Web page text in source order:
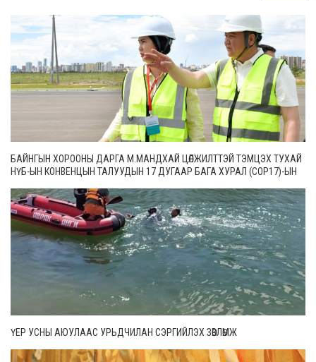
БАЙНГЫН ХОРООНЫ ДАРГА М.МАНДХАЙ ЦӨЛЖИЛТТЭЙ ТЭМЦЭХ ТУХАЙ
НҮБ-ЫН КОНВЕНЦЫН ТАЛУУДЫН 17 ДУГААР БАГА ХУРАЛ (СОР17)-ЫН
ҮЕР УСНЫ АЮУЛААС УРЬДЧИЛАН СЭРГИЙЛЭХ ЗӨВЛӨМЖ